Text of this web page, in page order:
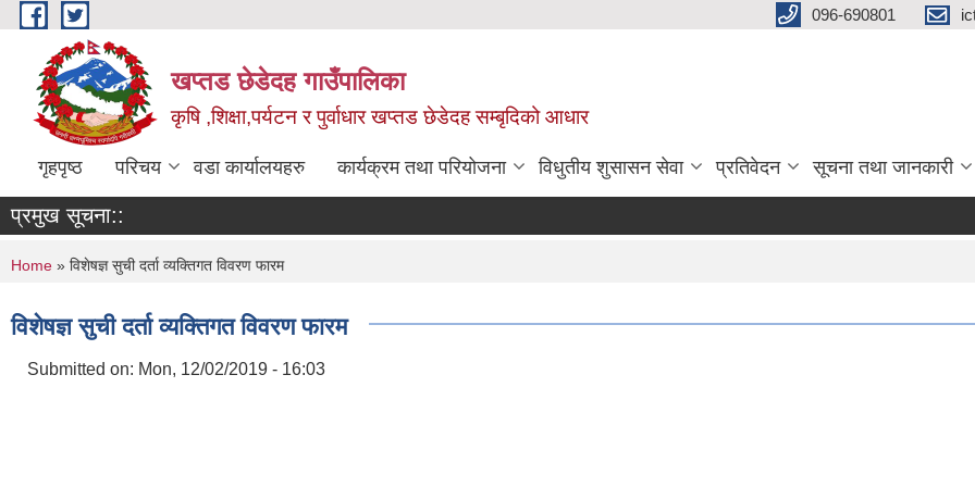
Skip to main content 096-690801
खप्तड छेडेदह गाउँपालिका
कृषि ,शिक्षा,पर्यटन र पुर्वाधार खप्तड छेडेदह सम्बृदिको आधार
गृहपृष्ठ परिचय वडा कार्यालयहरु कार्यक्रम तथा परियोजना विधुतीय शुसासन सेवा प्रतिवेदन सूचना तथा जानकारी
प्रमुख सूचना::
You are here
Home » विशेषज्ञ सुची दर्ता व्यक्तिगत विवरण फारम
विशेषज्ञ सुची दर्ता व्यक्तिगत विवरण फारम
Submitted on: Mon, 12/02/2019 - 16:03